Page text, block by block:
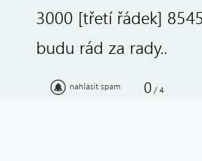
3000 [třetí řádek]
budu rád za rady..
nahlásit spam 0 / 4